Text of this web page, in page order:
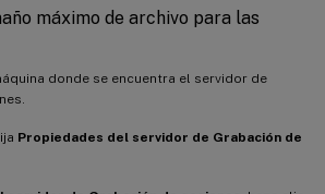
máximo de archivo para las
donde se encuentra el servidor de
Propiedades del servidor de Grabación de